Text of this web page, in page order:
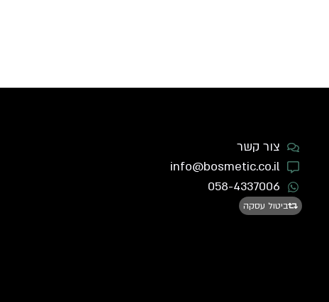
צור קשר
info@bosmetic.co.il
058-4337006
ביטול עסקה